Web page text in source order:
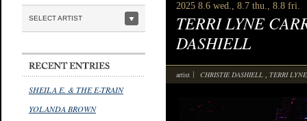
SELECT ARTIST
SHEILA E. & THE E-TRAIN
YOLANDA BROWN
2025 8.6 wed., 8.7 thu., 8.8 fri.
TERRI LYNE
DASHIELL
artist CHRISTIE DASHIELL TERRI